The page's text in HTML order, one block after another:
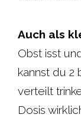
Auch als
Obst isst
kannst du 2
verteilt
Dosis